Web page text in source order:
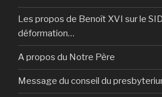
Les propos de Benoît XVI sur le
déformation…
A propos du Notre Père
Message du conseil du